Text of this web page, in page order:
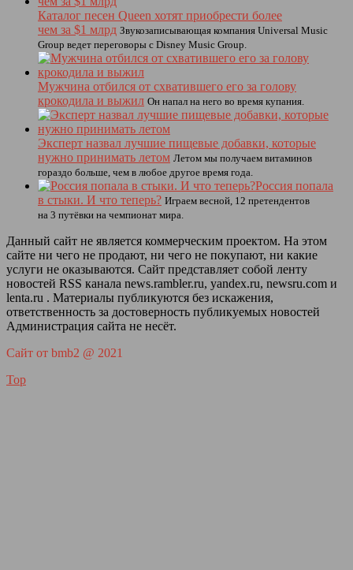
Каталог песен Queen хотят приобрести более
чем за $1 млрд Звукозаписывающая компания Universal Music
Group ведет переговоры с Disney Music Group.
Мужчина отбился от схватившего его за голову
крокодила и выжил Он напал на него во время купания.
Эксперт назвал лучшие пищевые добавки, которые
нужно принимать летом Летом мы получаем витаминов
гораздо больше, чем в любое другое время года.
Россия попала
в стыки. И что теперь? Играем весной, 12 претендентов
на 3 путёвки на чемпионат мира.
Данный сайт не является коммерческим проектом. На этом
сайте ни чего не продают, ни чего не покупают, ни какие
услуги не оказываются. Сайт представляет собой ленту
новостей RSS канала news.rambler.ru, yandex.ru, newsru.com и
lenta.ru . Материалы публикуются без искажения,
ответственность за достоверность публикуемых новостей
Администрация сайта не несёт.
Сайт от bmb2 @ 2021
Top